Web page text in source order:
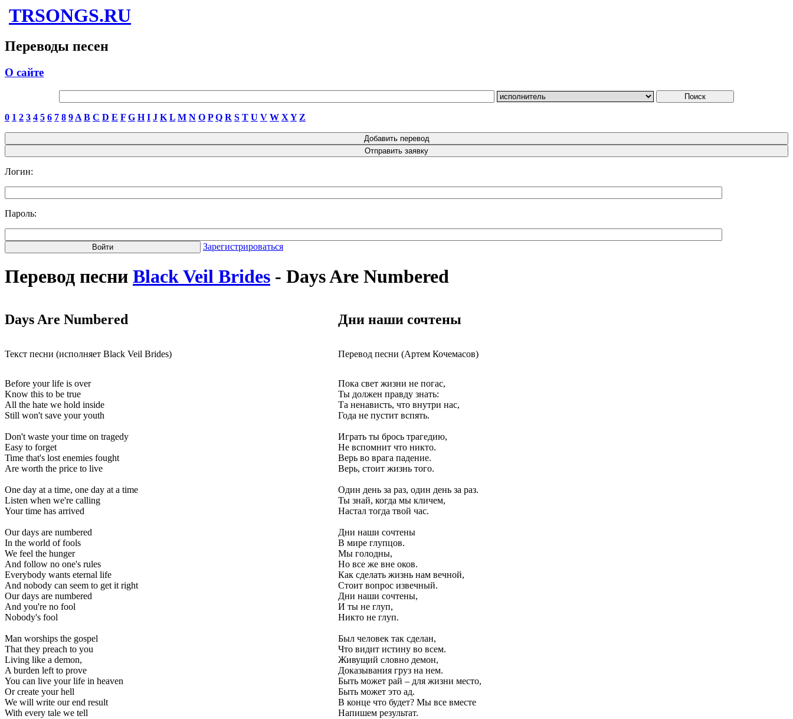
TRSONGS.RU
Переводы песен
О сайте
0 1 2 3 4 5 6 7 8 9 A B C D E F G H I J K L M N O P Q R S T U V W X Y Z
Логин:
Пароль:
Зарегистрироваться
Перевод песни Black Veil Brides - Days Are Numbered
Days Are Numbered Дни наши сочтены
Текст песни (исполняет Black Veil Brides) Перевод песни (Артем Кочемасов)
Before your life is over
Know this to be true
All the hate we hold inside
Still won't save your youth
Don't waste your time on tragedy
Easy to forget
Time that's lost enemies fought
Are worth the price to live
One day at a time, one day at a time
Listen when we're calling
Your time has arrived
Our days are numbered
In the world of fools
We feel the hunger
And follow no one's rules
Everybody wants eternal life
And nobody can seem to get it right
Our days are numbered
And you're no fool
Nobody's fool
Man worships the gospel
That they preach to you
Living like a demon,
A burden left to prove
You can live your life in heaven
Or create your hell
We will write our end result
With every tale we tell
Пока свет жизни не погас,
Ты должен правду знать:
Та ненависть, что внутри нас,
Года не пустит вспять.
Играть ты брось трагедию,
Не вспомнит что никто.
Верь во врага падение.
Верь, стоит жизнь того.
Один день за раз, один день за раз.
Ты знай, когда мы кличем,
Настал тогда твой час.
Дни наши сочтены
В мире глупцов.
Мы голодны,
Но все же вне оков.
Как сделать жизнь нам вечной,
Стоит вопрос извечный.
Дни наши сочтены,
И ты не глуп,
Никто не глуп.
Был человек так сделан,
Что видит истину во всем.
Живущий словно демон,
Доказывания груз на нем.
Быть может рай – для жизни место,
Быть может это ад.
В конце что будет? Мы все вместе
Напишем результат.